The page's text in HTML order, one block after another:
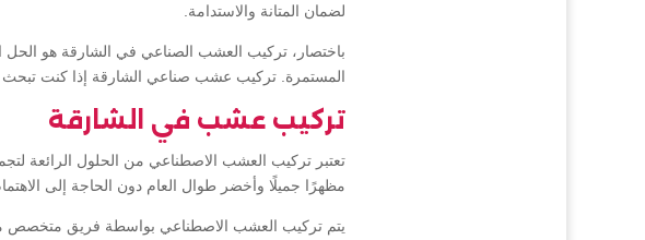
لضمان المتانة والاستدامة.
باختصار، تركيب العشب الصناعي في الشارقة هو
المستمرة. تركيب عشب صناعي الشارقة إذا كنت تبحث
تركيب عشب في الشارقة
تعتبر تركيب العشب الاصطناعي من الحلول الرائعة
مظهرًا جميلًا وأخضر طوال العام دون الحاجة إلى
يتم تركيب العشب الاصطناعي بواسطة فريق متخصص من